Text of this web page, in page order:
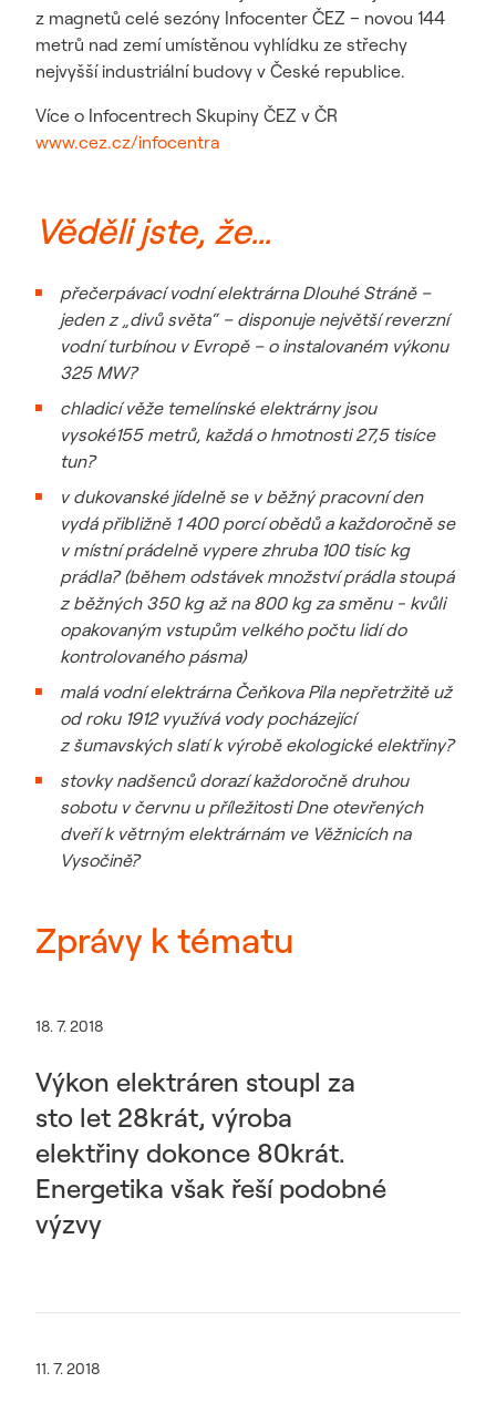
z magnetů celé sezóny Infocenter ČEZ – novou 144
metrů nad zemí umístěnou vyhlídku ze střechy
nejvyšší industriální budovy v České republice.
Více o Infocentrech Skupiny ČEZ v ČR
www.cez.cz/infocentra
Věděli jste, že…
přečerpávací vodní elektrárna Dlouhé Stráně –
jeden z „divů světa“ – disponuje největší reverzní
vodní turbínou v Evropě – o instalovaném výkonu
325 MW?
chladicí věže temelínské elektrárny jsou
vysoké155 metrů, každá o hmotnosti 27,5 tisíce
tun?
v dukovanské jídelně se v běžný pracovní den
vydá přibližně 1 400 porcí obědů a každoročně se
v místní prádelně vypere zhruba 100 tisíc kg
prádla? (během odstávek množství prádla stoupá
z běžných 350 kg až na 800 kg za směnu - kvůli
opakovaným vstupům velkého počtu lidí do
kontrolovaného pásma)
malá vodní elektrárna Čeňkova Pila nepřetržitě už
od roku 1912 využívá vody pocházející
z šumavských slatí k výrobě ekologické elektřiny?
stovky nadšenců dorazí každoročně druhou
sobotu v červnu u příležitosti Dne otevřených
dveří k větrným elektrárnám ve Věžnicích na
Vysočině?
Zprávy k tématu
18. 7. 2018
Výkon elektráren stoupl za
sto let 28krát, výroba
elektřiny dokonce 80krát.
Energetika však řeší podobné
výzvy
11. 7. 2018